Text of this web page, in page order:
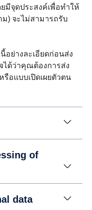
มีจุดประสงค์เพื่อทำให้
ม) จะไม่สามารถรับ
ย่างละเอียดก่อนส่ง
ได้ว่าคุณต้องการส่ง
รือแบบเปิดเผยตัวตน
of
data